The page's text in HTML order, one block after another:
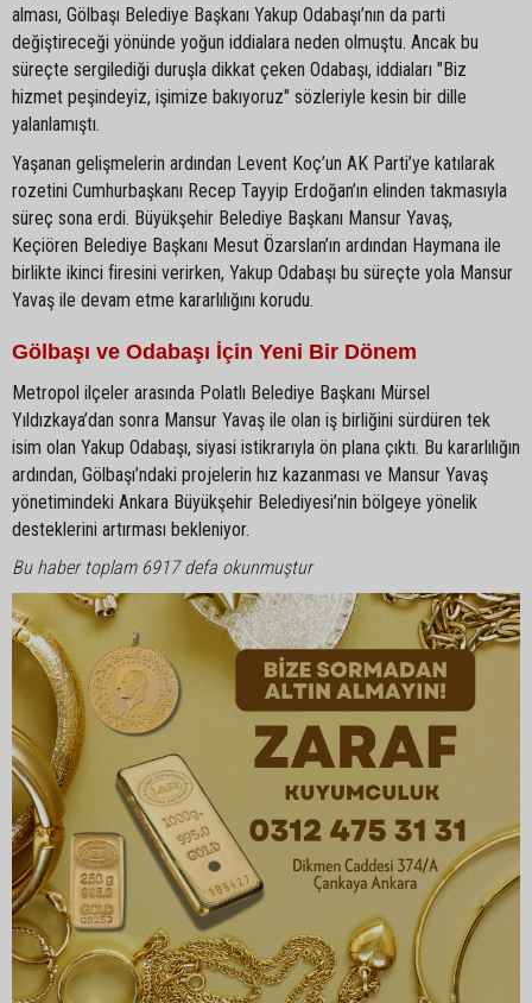
alması, Gölbaşı Belediye Başkanı Yakup Odabaşı’nın da parti
değiştireceği yönünde yoğun iddialara neden olmuştu. Ancak bu
süreçte sergilediği duruşla dikkat çeken Odabaşı, iddiaları "Biz
hizmet peşindeyiz, işimize bakıyoruz" sözleriyle kesin bir dille
yalanlamıştı.
Yaşanan gelişmelerin ardından Levent Koç’un AK Parti’ye katılarak
rozetini Cumhurbaşkanı Recep Tayyip Erdoğan’ın elinden takmasıyla
süreç sona erdi. Büyükşehir Belediye Başkanı Mansur Yavaş,
Keçiören Belediye Başkanı Mesut Özarslan’ın ardından Haymana ile
birlikte ikinci firesini verirken, Yakup Odabaşı bu süreçte yola Mansur
Yavaş ile devam etme kararlılığını korudu.
Gölbaşı ve Odabaşı İçin Yeni Bir Dönem
Metropol ilçeler arasında Polatlı Belediye Başkanı Mürsel
Yıldızkaya’dan sonra Mansur Yavaş ile olan iş birliğini sürdüren tek
isim olan Yakup Odabaşı, siyasi istikrarıyla ön plana çıktı. Bu kararlılığın
ardından, Gölbaşı’ndaki projelerin hız kazanması ve Mansur Yavaş
yönetimindeki Ankara Büyükşehir Belediyesi’nin bölgeye yönelik
desteklerini artırması bekleniyor.
Bu haber toplam 6917 defa okunmuştur